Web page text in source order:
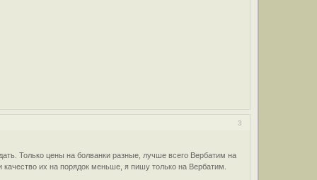
3
Только цены на болванки разные, лучше всего Вербатим на
их на порядок меньше, я пишу только на Вербатим.